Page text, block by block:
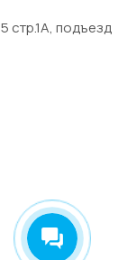
стр.1А, подъезд